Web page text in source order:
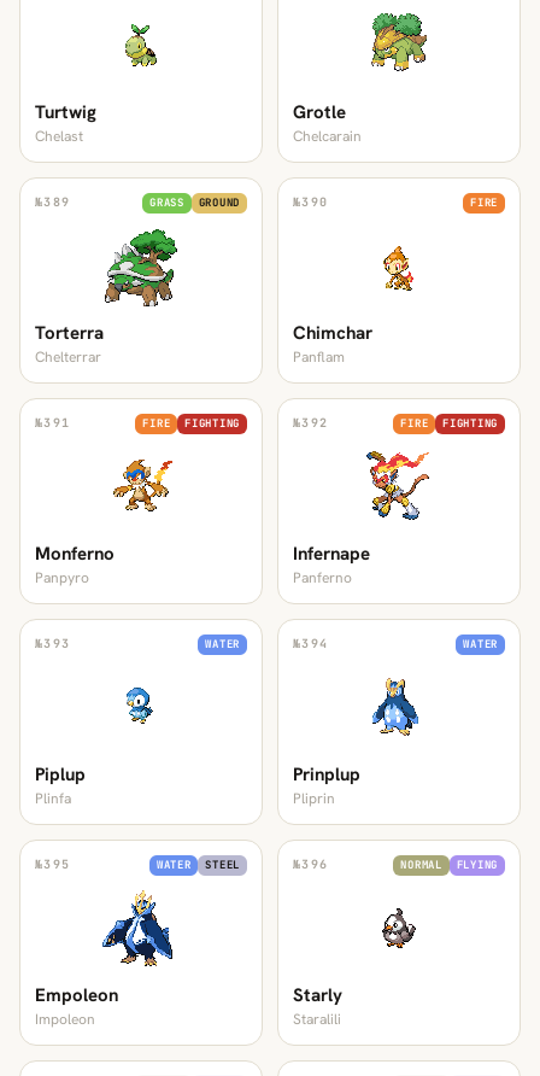
Turtwig
Chelast
Grotle
Chelcarain
№389 GRASS GROUND
Torterra
Chelterrar
№390 FIRE
Chimchar
Panflam
№391 FIRE FIGHTING
Monferno
Panpyro
№392 FIRE FIGHTING
Infernape
Panferno
№393 WATER
Piplup
Plinfa
№394 WATER
Prinplup
Pliprin
№395 WATER STEEL
Empoleon
Impoleon
№396 NORMAL FLYING
Starly
Staralili